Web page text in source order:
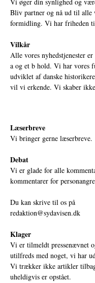
Bliv partner og nå ud til alle
formidling. Vi har friheden
Vilkår
Alle vores nyhedstjenester
a og et b hold. Vi har vores
udviklet af danske
vil vi erkende. Vi skaber
Læserbreve
Vi bringer gerne læserbreve.
Debat
Vi er glade for alle
kommentarer for
Du kan skrive til os på
redaktion@sydavisen.dk
Klager
Vi er tilmeldt pressenævnet
utilfreds med noget, vi har
Vi trækker ikke artikler
uheldigvis er opstået.